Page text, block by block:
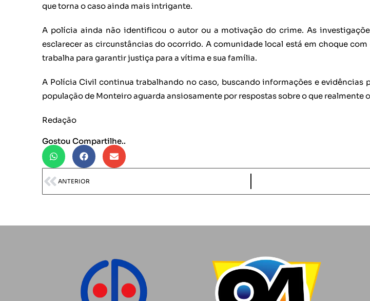
que torna o caso ainda mais intrigante.
A polícia ainda não identificou o autor ou a motivação do crime. As
esclarecer as circunstâncias do ocorrido. A comunidade local está em choque
trabalha para garantir justiça para a vítima e sua família.
A Polícia Civil continua trabalhando no caso, buscando informações e evidências
população de Monteiro aguarda ansiosamente por respostas sobre o que realmente
Redação
Gostou Compartilhe..
ANTERIOR